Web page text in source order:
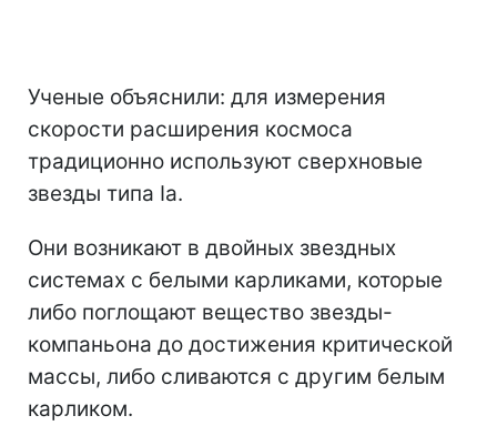
Ученые объяснили: для измерения
скорости расширения космоса
традиционно используют сверхновые
звезды типа Ia.
Они возникают в двойных звездных
системах с белыми карликами, которые
либо поглощают вещество звезды-
компаньона до достижения критической
массы, либо сливаются с другим белым
карликом.